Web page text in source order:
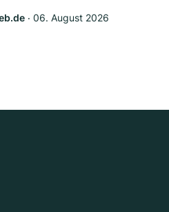
‧ 06. August 2026